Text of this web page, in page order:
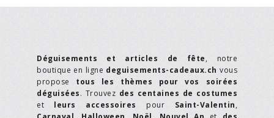
Déguisements et articles de fête, notre
boutique en ligne deguisements-cadeaux.ch vous
propose tous les thèmes pour vos soirées
déguisées. Trouvez des centaines de costumes
et leurs accessoires pour Saint-Valentin,